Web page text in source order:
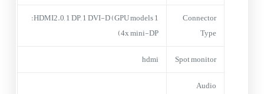
Connector
Type
1 HDMI2.0, 1 DP, 1 DVI-D (GPU models:
4x mini-DP)
Spot monitor
hdmi
Audio